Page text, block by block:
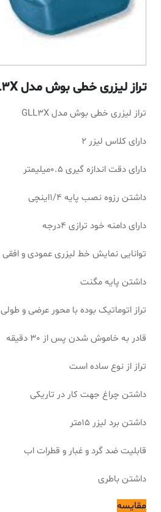
تراز لیزری خطی بوش مدل GLL3X
تراز لیزری خطی بوش مدل GLL3X
دارای کلاس لیزر 2
دارای دقت اندازه گیری 0.5میلیمتر
داشتن رزوه نصب پایه 1/4اینچی
دارای دامنه خود ترازی 4درجه
توانایی نمایش خط لیزری عمودی و افقی
داشتن پایه مگنت
تراز اتوماتیک بوده با محور عرضی و طولی
قادر به خاموش شدن پس از 30 دقیقه
تراز از نوع ساده است
داشتن چراغ جهت کار در تاریکی
داشتن برد لیزر 15متر
قابلیت ضد گرد و غبار و قطرات اب
داشتن باطری
مقایسه